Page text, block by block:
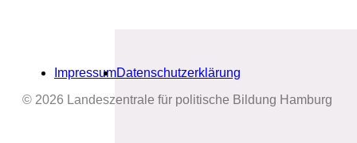
ImpressumDatenschutzerklärung
© 2026 Landeszentrale für politische Bildung Hamburg